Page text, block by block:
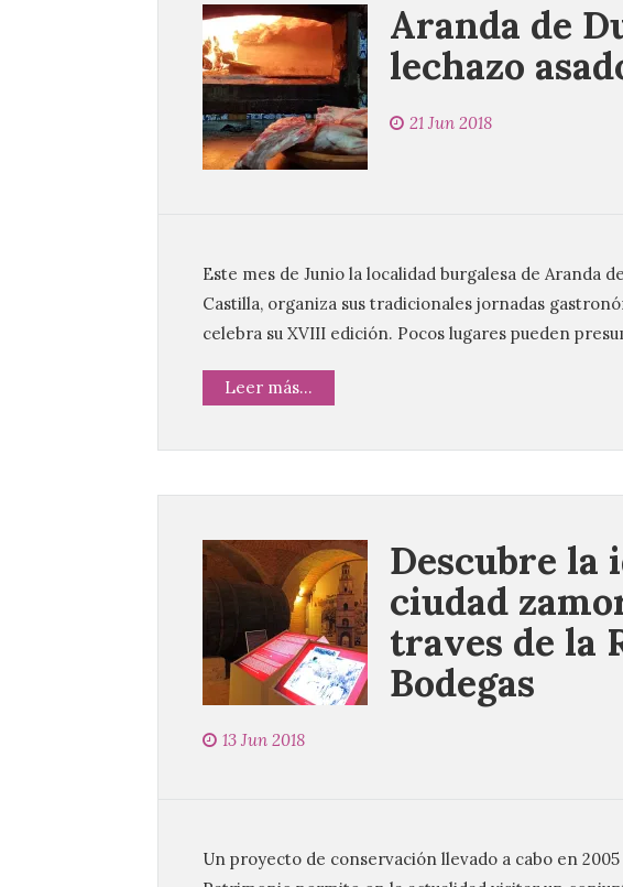
Aranda de
lechazo
21 Jun 2018
Este mes de Junio la localidad burgalesa de Aranda
Castilla, organiza sus tradicionales jornadas
celebra su XVIII edición. Pocos lugares pueden
Leer más...
Descubre la
ciudad
traves de la
Bodegas
13 Jun 2018
Un proyecto de conservación llevado a cabo en